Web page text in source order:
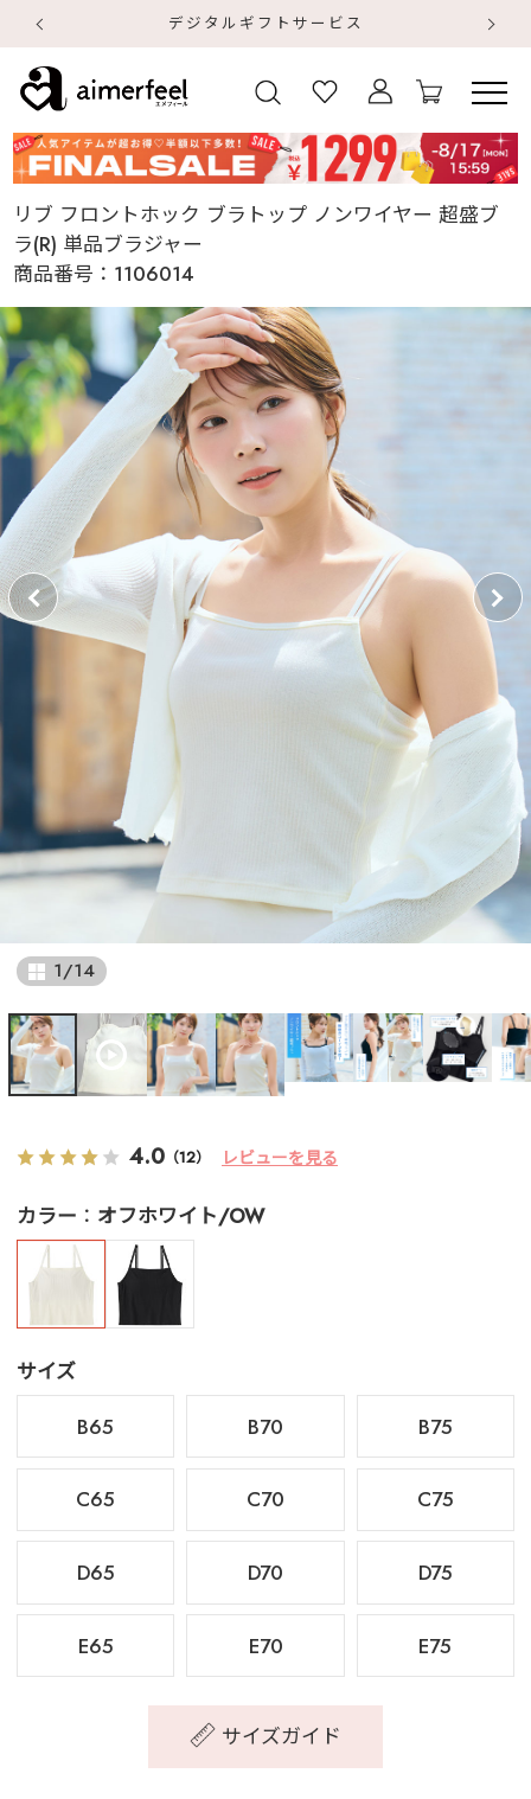
デジタルギフトサービス
リブ フロントホック ブラトップ ノンワイヤー 超盛ブ
ラ(R) 単品ブラジャー
商品番号： 1106014
1/14
4.0 （12） レビューを見る
カラー オフホワイト/OW
サイズ
B65
B70 B75
C65 C70 C75
D65 D70 D75
E65 E70 E75
サイズガイド